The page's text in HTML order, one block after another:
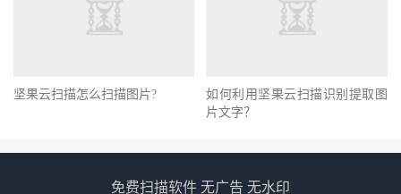
坚果云扫描怎么扫描图片?
如何利用坚果云扫描识别提取图
片文字？
免费扫描软件 无广告 无水印